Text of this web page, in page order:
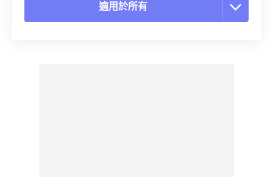
適用於所有